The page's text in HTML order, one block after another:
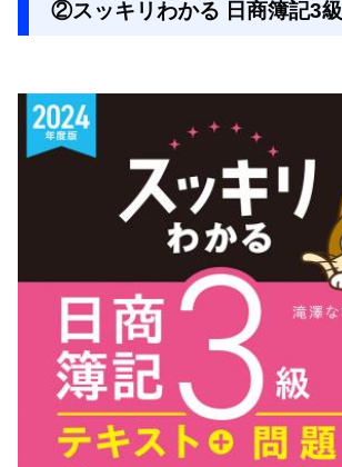
②スッキリわかる 日商簿記3級